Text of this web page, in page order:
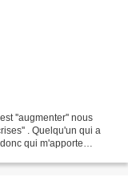
''augmenter'' nous
. Quelqu'un qui a
qui m'apporte